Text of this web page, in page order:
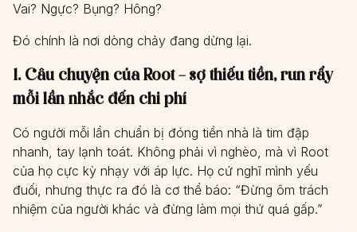
Vai? Ngực? Bụng? Hông?
Đó chính là nơi dòng chảy đang dừng lại.
1. Câu chuyện của Root – sợ thiếu tiền, run rẩy
mỗi lần nhắc đến chi phí
Có người mỗi lần chuẩn bị đóng tiền nhà là tim đập
nhanh, tay lạnh toát. Không phải vì nghèo, mà vì Root
của họ cực kỳ nhạy với áp lực. Họ cứ nghĩ mình yếu
đuối, nhưng thực ra đó là cơ thể báo: “Đừng ôm trách
nhiệm của người khác và đừng làm mọi thứ quá gấp.”